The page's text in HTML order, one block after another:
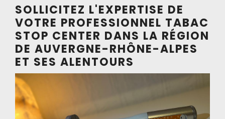
SOLLICITEZ L'EXPERTISE DE
VOTRE PROFESSIONNEL TABAC
STOP CENTER DANS LA RÉGION
DE AUVERGNE-RHÔNE-ALPES
ET SES ALENTOURS